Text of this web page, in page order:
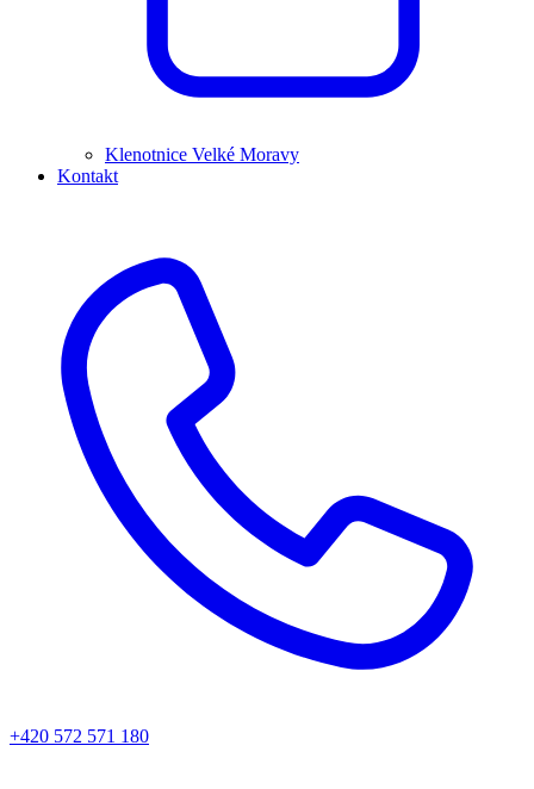
Klenotnice Velké Moravy
Kontakt
+420 572 571 180